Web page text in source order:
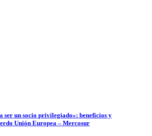
ser un socio privilegiado»: beneficios y
Unión Europea – Mercosur